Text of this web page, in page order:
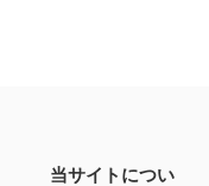
当サイトについ